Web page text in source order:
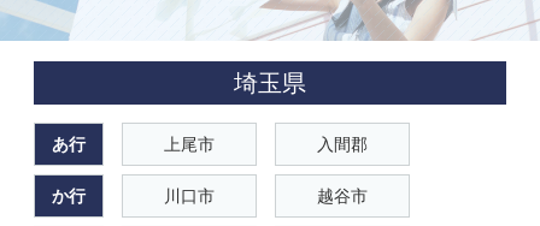
埼玉県
あ行 上尾市 入間郡
か行 川口市 越谷市